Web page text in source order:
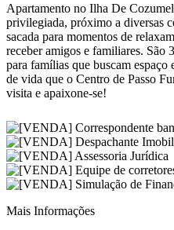
Apartamento no Ilha De
privilegiada, próximo a diversas
sacada para momentos de
receber amigos e familiares. São
para famílias que buscam
de vida que o Centro de Passo
visita e apaixone-se!
Mais Informações